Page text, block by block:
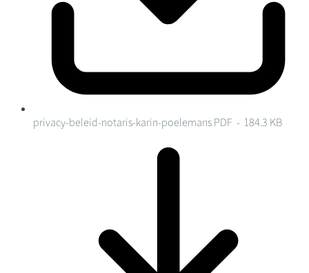
privacy-beleid-notaris-karin-poelemans PDF - 184.3 KB